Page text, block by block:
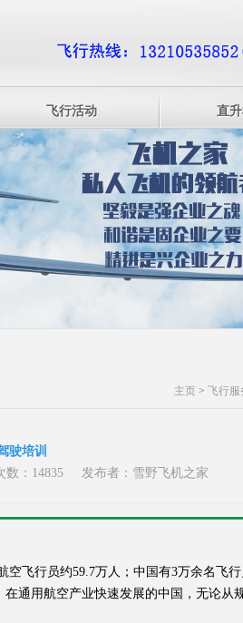
飞行活动 直
主页 > 飞行服
驶培训
数：14835 发布者：雪野飞机之家
飞行员约59.7万人；中国有3万余名飞行
通用航空产业快速发展的中国，无论从